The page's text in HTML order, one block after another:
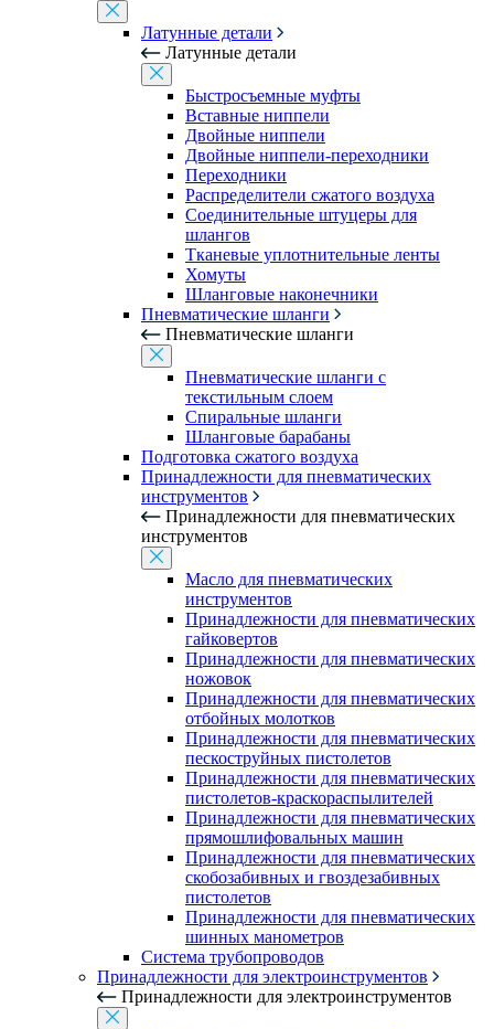
Латунные детали
Латунные детали
Быстросъемные муфты
Вставные ниппели
Двойные ниппели
Двойные ниппели-переходники
Переходники
Распределители сжатого воздуха
Соединительные штуцеры для
шлангов
Тканевые уплотнительные ленты
Хомуты
Шланговые наконечники
Пневматические шланги
Пневматические шланги
Пневматические шланги с
текстильным слоем
Спиральные шланги
Шланговые барабаны
Подготовка сжатого воздуха
Принадлежности для пневматических
инструментов
Принадлежности для пневматических
инструментов
Масло для пневматических
инструментов
Принадлежности для пневматических
гайковертов
Принадлежности для пневматических
ножовок
Принадлежности для пневматических
отбойных молотков
Принадлежности для пневматических
пескоструйных пистолетов
Принадлежности для пневматических
пистолетов-краскораспылителей
Принадлежности для пневматических
прямошлифовальных машин
Принадлежности для пневматических
скобозабивных и гвоздезабивных
пистолетов
Принадлежности для пневматических
шинных манометров
Система трубопроводов
Принадлежности для электроинструментов
Принадлежности для электроинструментов